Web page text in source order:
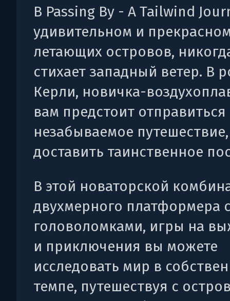
В Passing By - A Tailwind
удивительном и
летающих островов,
стихает западный ветер. В
Керли, новичка-
вам предстоит отправиться
незабываемое
доставить таинственное
В этой новаторской
двухмерного платформера
головоломками, игры на
и приключения вы можете
исследовать мир в
темпе, путешествуя с